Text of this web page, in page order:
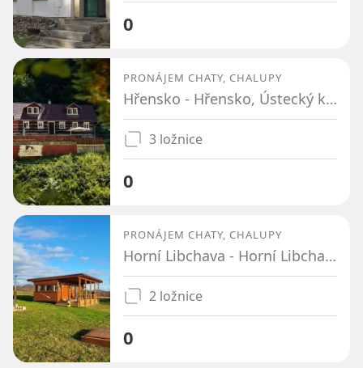
0
PRONÁJEM CHATY, CHALUPY
Hřensko - Hřensko, Ústecký kraj
3 ložnice
0
PRONÁJEM CHATY, CHALUPY
Horní Libchava - Horní Libchava, Liberecký kraj
2 ložnice
0